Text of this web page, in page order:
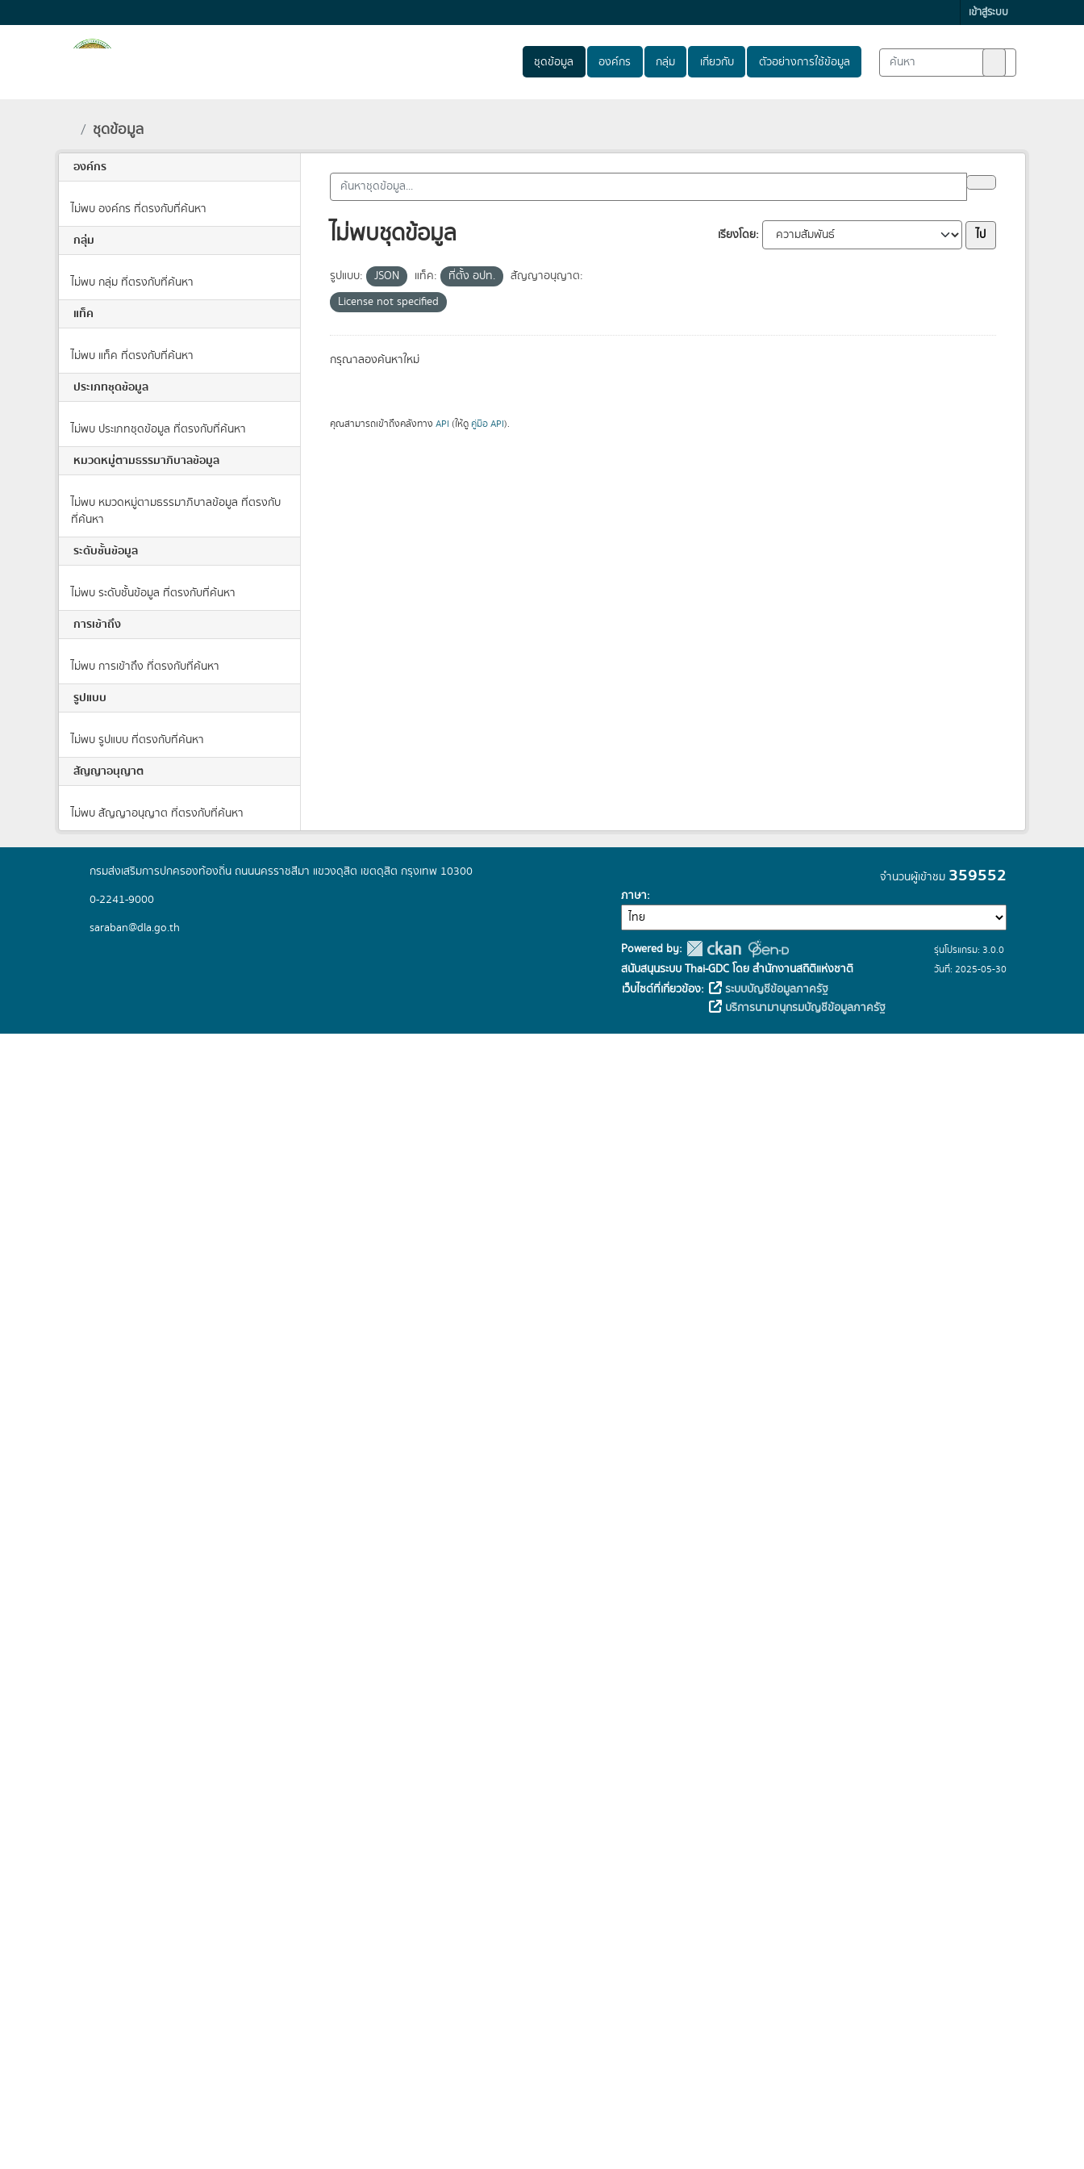
เข้าสู่ระบบ
ชุดข้อมูล องค์กร กลุ่ม เกี่ยวกับ ตัวอย่างการใช้ข้อมูล
ชุดข้อมูล
องค์กร
ไม่พบ องค์กร ที่ตรงกับที่ค้นหา
กลุ่ม
ไม่พบ กลุ่ม ที่ตรงกับที่ค้นหา
แท็ค
ไม่พบ แท็ค ที่ตรงกับที่ค้นหา
ประเภทชุดข้อมูล
ไม่พบ ประเภทชุดข้อมูล ที่ตรงกับที่ค้นหา
หมวดหมู่ตามธรรมาภิบาลข้อมูล
ไม่พบ หมวดหมู่ตามธรรมาภิบาลข้อมูล ที่ตรงกับ
ที่ค้นหา
ระดับชั้นข้อมูล
ไม่พบ ระดับชั้นข้อมูล ที่ตรงกับที่ค้นหา
การเข้าถึง
ไม่พบ การเข้าถึง ที่ตรงกับที่ค้นหา
รูปแบบ
ไม่พบ รูปแบบ ที่ตรงกับที่ค้นหา
สัญญาอนุญาต
ไม่พบ สัญญาอนุญาต ที่ตรงกับที่ค้นหา
เรียงโดย ไป
ไม่พบชุดข้อมูล
รูปแบบ: JSON แท็ค: ที่ตั้ง อปท.
สัญญาอนุญาต:
License not specified
กรุณาลองค้นหาใหม่
คุณสามารถเข้าถึงคลังทาง API (ให้ดู คู่มือ API).
กรมส่งเสริมการปกครองท้องถิ่น ถนนนครราชสีมา แขวงดุสิต เขตดุสิต กรุงเทพ 10300
0-2241-9000
saraban@dla.go.th
จำนวนผู้เข้าชม 359552
ภาษา
Powered by:
สนับสนุนระบบ Thai-GDC โดย สำนักงานสถิติแห่งชาติ
เว็บไซต์ที่เกี่ยวข้อง:
ระบบบัญชีข้อมูลภาครัฐ
บริการนามานุกรมบัญชีข้อมูลภาครัฐ
รุ่นโปรแกรม: 3.0.0
วันที่: 2025-05-30